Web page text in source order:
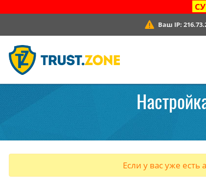
Ваш IP:
Если у вас уже есть